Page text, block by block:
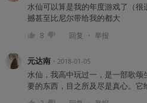
水仙可以算是我的年度游戏了（
撼甚至比尼尔带给我的都大
8 回复 ・ 举报
元达南・ 2018-01-05
水仙，我高中玩过一，是一部歌
要的东西，目之所及尽是真心。它